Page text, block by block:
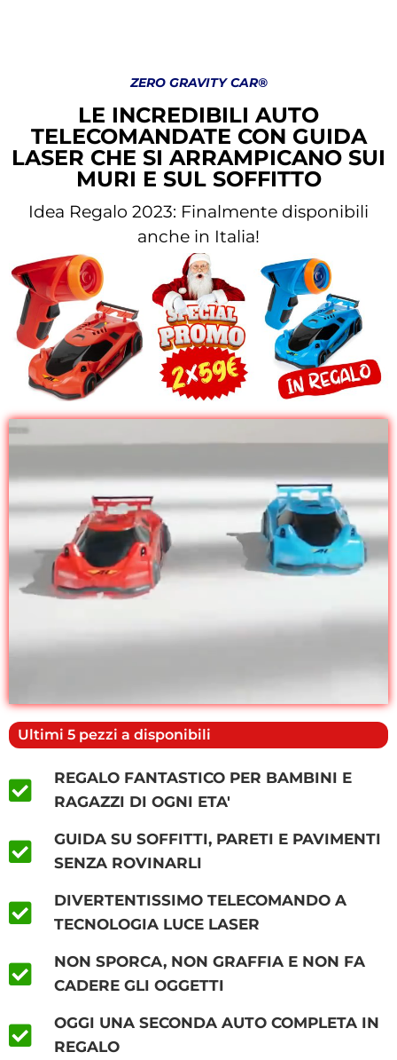
ZERO GRAVITY CAR®
LE INCREDIBILI AUTO
TELECOMANDATE CON GUIDA
LASER CHE SI ARRAMPICANO SUI
MURI E SUL SOFFITTO
Idea Regalo 2023: Finalmente disponibili
anche in Italia!
Ultimi 5 pezzi a disponibili
REGALO FANTASTICO PER BAMBINI E
RAGAZZI DI OGNI ETA'
GUIDA SU SOFFITTI, PARETI E PAVIMENTI
SENZA ROVINARLI
DIVERTENTISSIMO TELECOMANDO A
TECNOLOGIA LUCE LASER
NON SPORCA, NON GRAFFIA E NON FA
CADERE GLI OGGETTI
OGGI UNA SECONDA AUTO COMPLETA IN
REGALO